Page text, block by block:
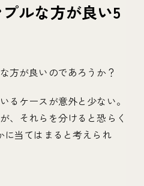
ルな方が良い5
方が良いのであろうか？
るケースが意外と少ない。
、それらを分けると恐らく
に当てはまると考えられ